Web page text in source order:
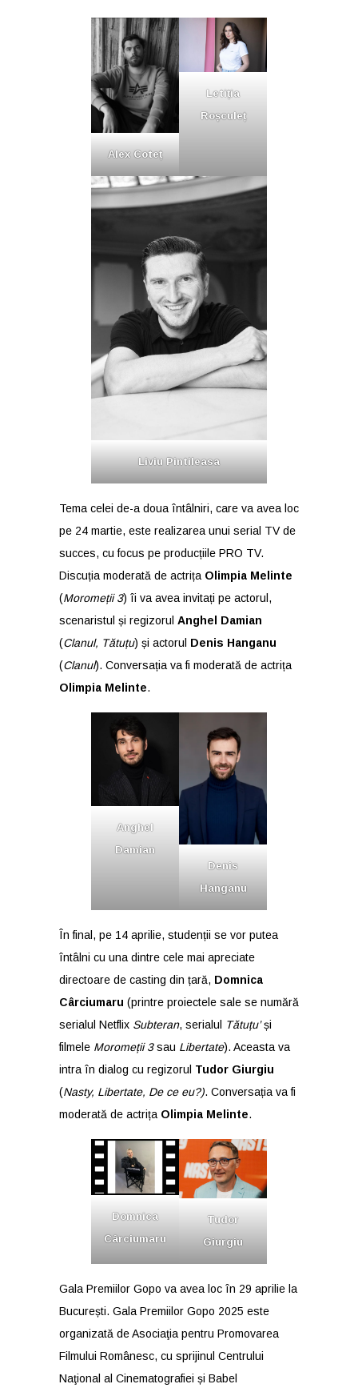
Alex Coteț
Letiția
Roșculeț
Liviu Pintileasa
Tema celei de-a doua întâlniri, care va avea loc
pe 24 martie, este realizarea unui serial TV de
succes, cu focus pe producțiile PRO TV.
Discuția moderată de actrița Olimpia Melinte
(Moromeții 3) îi va avea invitați pe actorul,
scenaristul și regizorul Anghel Damian
(Clanul, Tătuțu) și actorul Denis Hanganu
(Clanul). Conversația va fi moderată de actrița
Olimpia Melinte.
Anghel
Damian
Denis
Hanganu
În final, pe 14 aprilie, studenții se vor putea
întâlni cu una dintre cele mai apreciate
directoare de casting din țară, Domnica
Cârciumaru (printre proiectele sale se numără
serialul Netflix Subteran, serialul Tătuțu’și
filmele Moromeții 3sau Libertate). Aceasta va
intra în dialog cu regizorul Tudor Giurgiu
(Nasty, Libertate, De ce eu?). Conversația va fi
moderată de actrița Olimpia Melinte.
Domnica
Cârciumaru
Tudor
Giurgiu
Gala Premiilor Gopo va avea loc în 29 aprilie la
București. Gala Premiilor Gopo 2025 este
organizată de Asociaţia pentru Promovarea
Filmului Românesc, cu sprijinul Centrului
Naţional al Cinematografiei și Babel